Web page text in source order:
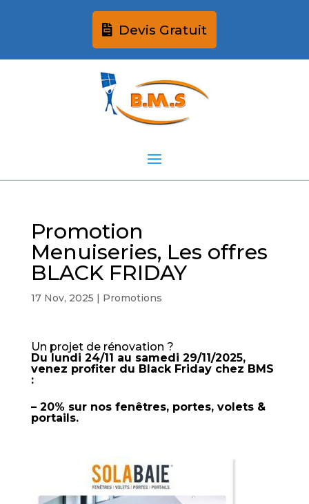
Devis Gratuit
Promotion
Menuiseries, Les offres
BLACK FRIDAY
17 Nov, 2025 Promotions
Un projet de rénovation ?
Du lundi 24/11 au samedi 29/11/2025,
venez profiter du Black Friday chez BMS
:
– 20% sur nos fenêtres, portes, volets &
portails.